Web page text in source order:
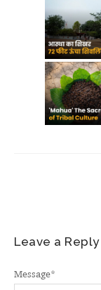
Leave a Reply
Message*